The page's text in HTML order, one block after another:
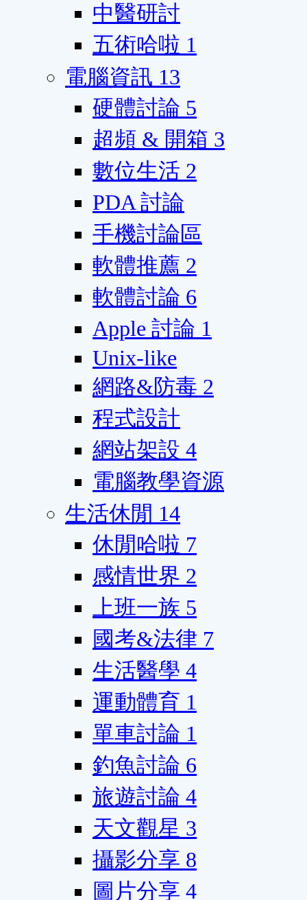
中醫研討
五術哈啦 1
電腦資訊 13
硬體討論 5
超頻 & 開箱 3
數位生活 2
PDA 討論
手機討論區
軟體推薦 2
軟體討論 6
Apple 討論 1
Unix-like
網路&防毒 2
程式設計
網站架設 4
電腦教學資源
生活休閒 14
休閒哈啦 7
感情世界 2
上班一族 5
國考&法律 7
生活醫學 4
運動體育 1
單車討論 1
釣魚討論 6
旅遊討論 4
天文觀星 3
攝影分享 8
圖片分享 4